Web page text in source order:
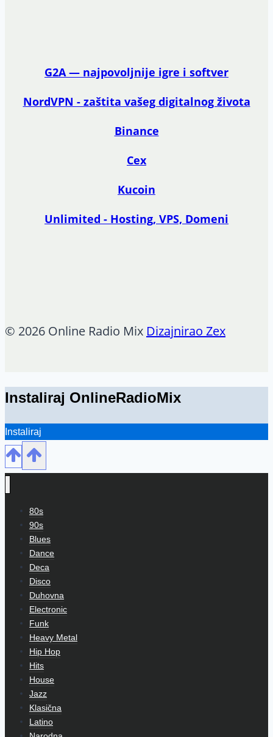
G2A — najpovoljnije igre i softver
NordVPN - zaštita vašeg digitalnog života
Binance
Cex
Kucoin
Unlimited - Hosting, VPS, Domeni
© 2026 Online Radio Mix Dizajnirao Zex
Instaliraj OnlineRadioMix
Instaliraj
80s
90s
Blues
Dance
Deca
Disco
Duhovna
Electronic
Funk
Heavy Metal
Hip Hop
Hits
House
Jazz
Klasična
Latino